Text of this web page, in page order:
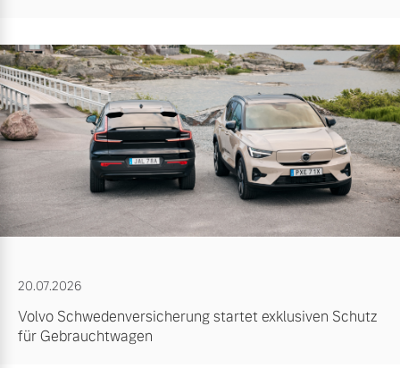
20.07.2026
Volvo Schwedenversicherung startet exklusiven Schutz
für Gebrauchtwagen